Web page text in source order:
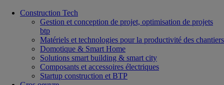
Construction Tech
Gestion et conception de projet, optimisation de projets
btp
Matériels et technologies pour la productivité des chantiers
Domotique & Smart Home
Solutions smart building & smart city
Composants et accessoires électriques
Startup construction et BTP